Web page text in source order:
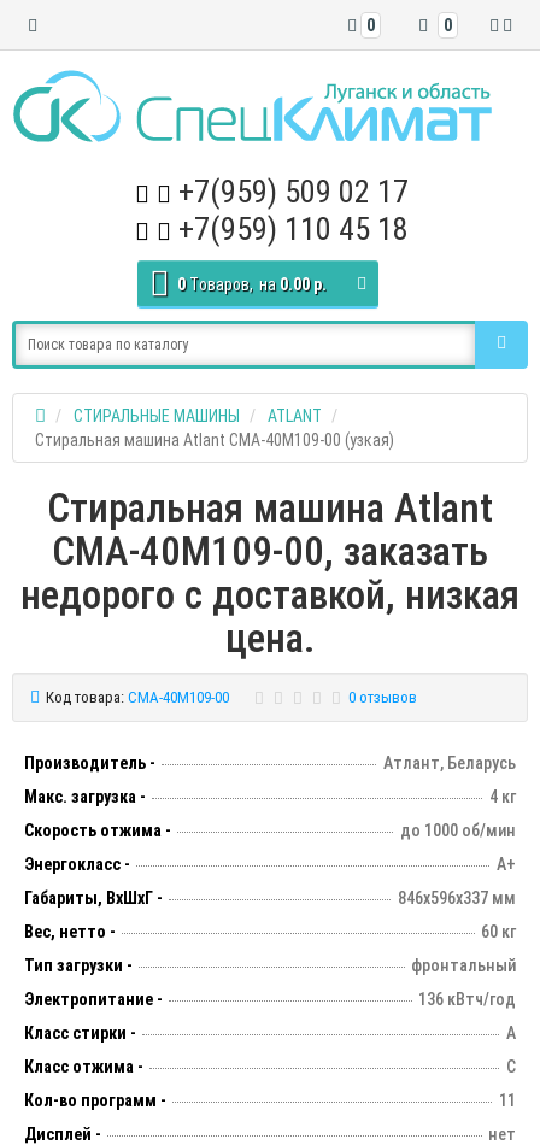
0
0
+7(959) 509 02 17
+7(959) 110 45 18
0 Tоваров, на 0.00 р.
СТИРАЛЬНЫЕ МАШИНЫ
ATLANT
Стиральная машина Atlant СМА-40М109-00 (узкая)
Стиральная машина Atlant
СМА-40М109-00, заказать
недорого с доставкой, низкая
цена.
Код товара: СМА-40М109-00 0 отзывов
Производитель -
Атлант, Беларусь
Макс. загрузка -
4 кг
Скорость отжима -
до 1000 об/мин
Энергокласс -
А+
Габариты, ВхШхГ -
846х596х337 мм
Вес, нетто -
60 кг
Тип загрузки -
фронтальный
Электропитание -
136 кВтч/год
Класс стирки -
А
Класс отжима -
С
Кол-во программ -
11
Дисплей -
нет